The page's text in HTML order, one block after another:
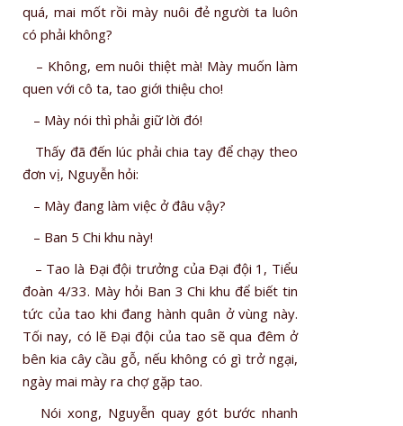
quá, mai mốt rồi mày nuôi đẻ người ta luôn
có phải không?
– Không, em nuôi thiệt mà! Mày muốn làm
quen với cô ta, tao giới thiệu cho!
– Mày nói thì phải giữ lời đó!
Thấy đã đến lúc phải chia tay để chạy theo
đơn vị, Nguyễn hỏi:
– Mày đang làm việc ở đâu vậy?
– Ban 5 Chi khu này!
– Tao là Ðại đội trưởng của Ðại đội 1, Tiểu
đoàn 4/33. Mày hỏi Ban 3 Chi khu để biết tin
tức của tao khi đang hành quân ở vùng này.
Tối nay, có lẽ Ðại đội của tao sẽ qua đêm ở
bên kia cây cầu gỗ, nếu không có gì trở ngại,
ngày mai mày ra chợ gặp tao.
Nói xong, Nguyễn quay gót bước nhanh